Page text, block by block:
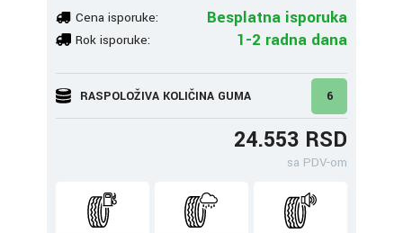
Cena isporuke: Besplatna isporuka
Rok isporuke: 1-2 radna dana
RASPOLOŽIVA KOLIČINA GUMA 6
24.553 RSD
sa PDV-om